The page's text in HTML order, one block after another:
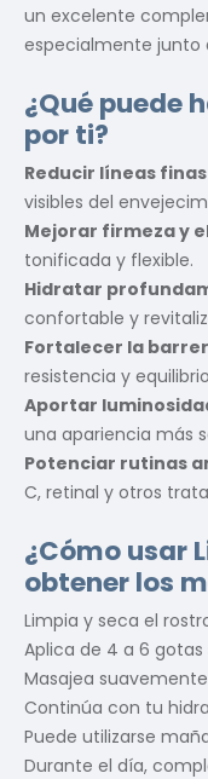
un excelente
especialmente junto
¿Qué puede
por ti?
Reducir líneas
visibles del
Mejorar firmeza y
tonificada y flexible.
Hidratar
confortable y
Fortalecer la
resistencia y
Aportar
una apariencia más
Potenciar rutinas
C, retinal y otros
¿Cómo usar
obtener los
Limpia y seca el
Aplica de 4 a 6
Masajea
Continúa con tu
Puede utilizarse
Durante el día,